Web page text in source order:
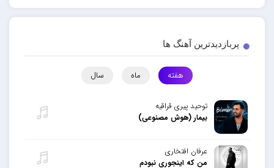
پربازدیدترین آهنگ ها
هفته ماه سال
توحید پیری قراقیه
بیمار (هوش مصنوعی)
عرفان افتخاری
من که اینجوری نبودم